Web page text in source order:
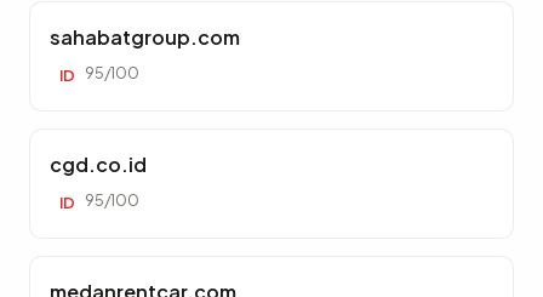
sahabatgroup.com
ID 95/100
cgd.co.id
ID 95/100
medanrentcar.com